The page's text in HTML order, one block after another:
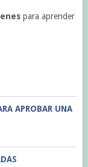
para aprender
APROBAR UNA